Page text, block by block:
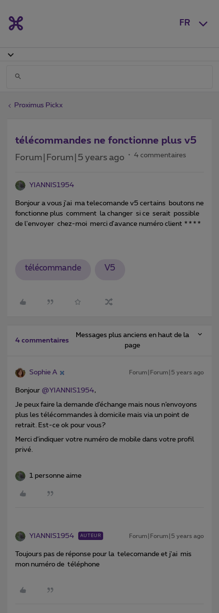
FR
Proximus Pickx
télécommandes ne fonctionne plus v5
Forum|Forum|5 years ago 4 commentaires
YIANNIS1954
Bonjour a vous j'ai ma telecomande v5 certains boutons ne
fonctionne plus comment la changer si ce serait possible
de l'envoyer chez-moi merci d'avance numéro client ****
télécommande V5
4 commentaires
Messages plus anciens en haut de la
page
Sophie A Forum|Forum|5 years ago
Bonjour @YIANNIS1954,
Je peux faire la demande d’échange mais nous n’envoyons
plus les télécommandes à domicile mais via un point de
retrait. Est-ce ok pour vous?
Merci d’indiquer votre numéro de mobile dans votre profil
privé.
1 personne aime
YIANNIS1954 AUTEUR Forum|Forum|5 years ago
Toujours pas de réponse pour la telecomande et j'ai mis
mon numéro de téléphone